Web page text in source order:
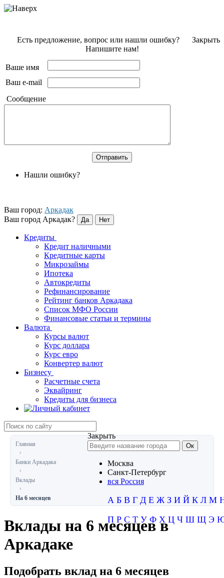
Закрыть
Есть предложение, вопрос или нашли ошибку?
Напишите нам!
Ваше имя
Ваш e-mail
Сообщение
Нашли ошибку?
Ваш город: Аркадак
Ваш город Аркадак?
Кредиты
Кредит наличными
Кредитные карты
Микрозаймы
Ипотека
Автокредиты
Рефинансирование
Рейтинг банков Аркадака
Список МФО России
Финансовые статьи и термины
Валюта
Курсы валют
Курс доллара
Курс евро
Конвертер валют
Бизнесу
Расчетные счета
Эквайринг
Кредиты для бизнеса
Закрыть
Москва
Санкт-Петербург
вся Россия
А Б В Г Д Е Ж З И Й К Л М
П Р С Т У Ф Х Ц Ч Ш Щ Э
Главная
Банки Аркадака
Вклады
На 6 месяцев
Вклады на 6 месяцев в
Аркадаке
Подобрать вклад на 6 месяцев